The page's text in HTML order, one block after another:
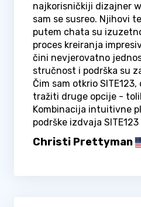
najkorisničkiji dizajner
sam se susreo. Njihovi
putem chata su
proces kreiranja
čini nevjerovatno
stručnost i podrška su
Čim sam otkrio
tražiti druge opcije -
Kombinacija intuitivne
podrške izdvaja
Christi Prettyman